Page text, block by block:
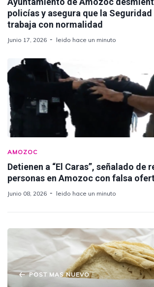
policías y asegura que la
trabaja con normalidad
Junio 17, 2026 leido hace un minuto
AMOZOC
Detienen a “El Caras”, señalado de
personas en Amozoc con falsa
Junio 08, 2026 leido hace un minuto
POST MAS NUEVO